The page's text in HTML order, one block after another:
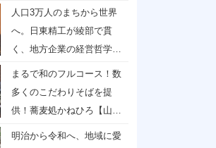
人口3万人のまちから世界
へ。日東精工が綾部で貫
く、地方企業の経営哲学
【京都府綾部市】
まるで和のフルコース！数
多くのこだわりそばを提
供！蕎麦処かねひろ【山形
県山形市】
明治から令和へ、地域に愛